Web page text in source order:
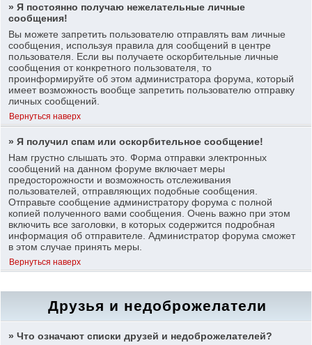
» Я постоянно получаю нежелательные личные
сообщения!
Вы можете запретить пользователю отправлять вам личные
сообщения, используя правила для сообщений в центре
пользователя. Если вы получаете оскорбительные личные
сообщения от конкретного пользователя, то
проинформируйте об этом администратора форума, который
имеет возможность вообще запретить пользователю отправку
личных сообщений.
Вернуться наверх
» Я получил спам или оскорбительное сообщение!
Нам грустно слышать это. Форма отправки электронных
сообщений на данном форуме включает меры
предосторожности и возможность отслеживания
пользователей, отправляющих подобные сообщения.
Отправьте сообщение администратору форума с полной
копией полученного вами сообщения. Очень важно при этом
включить все заголовки, в которых содержится подробная
информация об отправителе. Администратор форума сможет
в этом случае принять меры.
Вернуться наверх
Друзья и недоброжелатели
» Что означают списки друзей и недоброжелателей?